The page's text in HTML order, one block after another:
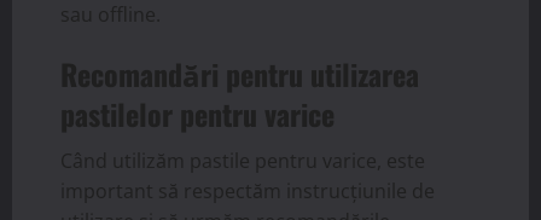
sau offline.
Recomandări pentru utilizarea
pastilelor pentru varice
Când utilizăm pastile pentru varice, este
important să respectăm instrucțiunile de